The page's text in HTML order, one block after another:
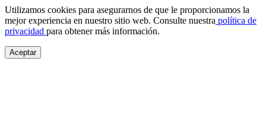
Utilizamos cookies para asegurarnos de que le proporcionamos la
mejor experiencia en nuestro sitio web. Consulte nuestra política de
privacidad para obtener más información.
Aceptar